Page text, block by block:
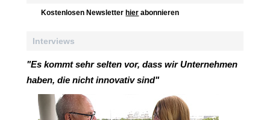
Kostenlosen Newsletter hier abonnieren
Interviews
"Es kommt sehr selten vor, dass wir Unternehmen
haben, die nicht innovativ sind"